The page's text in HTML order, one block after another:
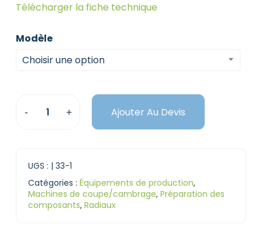
Télécharger la fiche technique
Modèle
Choisir une option
Ajouter Au Devis
UGS : | 33-1
Catégories : Équipements de production,
Machines de coupe/cambrage, Préparation des
composants, Radiaux